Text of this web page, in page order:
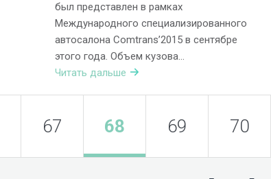
был представлен в рамках
Международного специализированного
автосалона Comtrans’2015 в сентябре
этого года. Объем кузова…
Читать дальше
67 68 69 70